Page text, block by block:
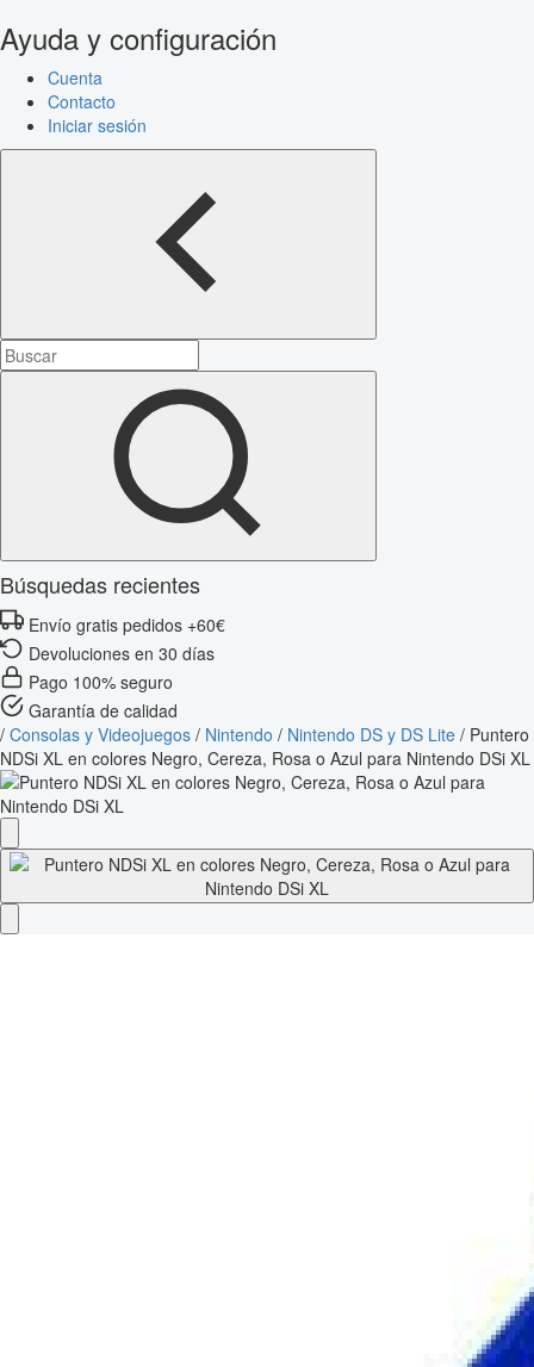
Ayuda y configuración
Cuenta
Contacto
Iniciar sesión
Búsquedas recientes
Envío gratis pedidos +60€
Devoluciones en 30 días
Pago 100% seguro
Garantía de calidad
/ Consolas y Videojuegos / Nintendo / Nintendo DS y DS Lite / Puntero
NDSi XL en colores Negro, Cereza, Rosa o Azul para Nintendo DSi XL